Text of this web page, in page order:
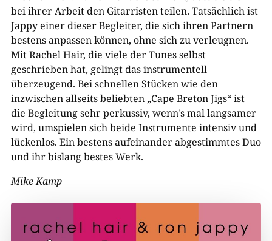
bei ihrer Arbeit den Gitarristen teilen. Tatsächlich ist
Jappy einer dieser Begleiter, die sich ihren Partnern
bestens anpassen können, ohne sich zu verleugnen.
Mit Rachel Hair, die viele der Tunes selbst
geschrieben hat, gelingt das instrumentell
überzeugend. Bei schnellen Stücken wie den
inzwischen allseits beliebten „Cape Breton Jigs“ ist
die Begleitung sehr perkussiv, wenn’s mal langsamer
wird, umspielen sich beide Instrumente intensiv und
lückenlos. Ein bestens aufeinander abgestimmtes Duo
und ihr bislang bestes Werk.
Mike Kamp